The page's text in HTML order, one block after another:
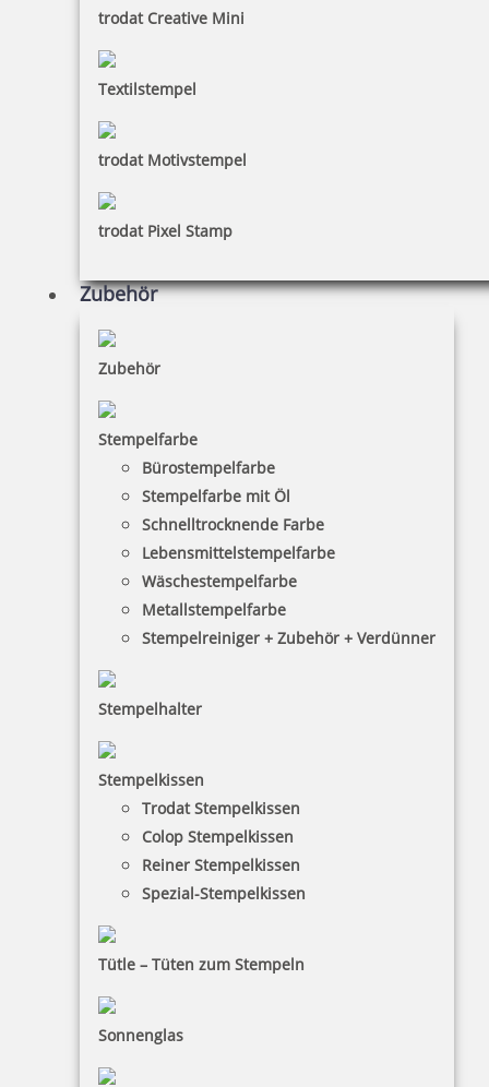
trodat Creative Mini
Textilstempel
trodat Motivstempel
trodat Pixel Stamp
Zubehör
Zubehör
Stempelfarbe
Bürostempelfarbe
Stempelfarbe mit Öl
Schnelltrocknende Farbe
Lebensmittelstempelfarbe
Wäschestempelfarbe
Metallstempelfarbe
Stempelreiniger + Zubehör + Verdünner
Stempelhalter
Stempelkissen
Trodat Stempelkissen
Colop Stempelkissen
Reiner Stempelkissen
Spezial-Stempelkissen
Tütle – Tüten zum Stempeln
Sonnenglas
HINWEISE
Versandinformationen
Zahlungsbedingungen
Bestellhinweise
INFORMATIONEN